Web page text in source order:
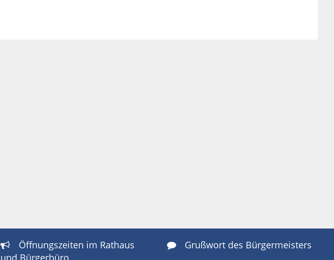

Öffnungszeiten im Rathaus
und Bürgerbüro
 Grußwort des Bürgermeisters